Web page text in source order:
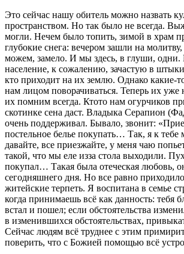
Это сейчас нашу обитель можно назвать
пространством. Но так было не всегда.
могли. Нечем было топить, зимой в храм
глубокие снега: вечером зашли на
можем, замело. И мы здесь, в глуши, одни.
население, к сожалению, зачастую в
кто приходит на их землю. Однако какие-­
нам лицом поворачиваться. Теперь их уже
их помним всегда. Кто­то нам огурчиков
скотинке сена даст. Владыка Серапион
очень поддерживал. Бывало, звонит:
постельное белье покупать… Так, я к
давайте, все приезжайте, у меня чаю
такой, что мы еле из­за стола выходили.
покупал… Такая была отеческая любовь,
сегодняшнего дня. Но все равно
житейские терпеть. Я воспитана в семье
когда принимаешь всё как данность: тебя
встал и пошел; если обстоятельства
в изменившихся обстоятельствах,
Сейчас людям всё труднее с этим
поверить, что с Божией помощью всё